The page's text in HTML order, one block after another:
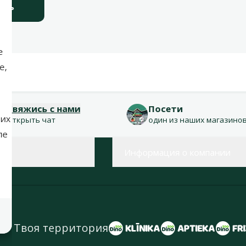
Свяжись с нами
Открыть чат
Посети
один из наших
– Твоя территория